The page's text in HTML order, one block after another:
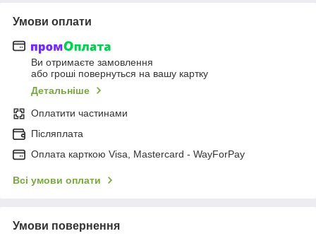
Умови оплати
Ви отримаєте замовлення
або гроші повернуться на вашу картку
Детальніше
Оплатити частинами
Післяплата
Оплата карткою Visa, Mastercard - WayForPay
Всі умови оплати
Умови повернення